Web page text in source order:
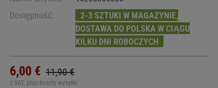
Dostępność:
2-3 SZTUKI W MAGAZYNIE,
DOSTAWA DO POLSKA W CIĄGU
KILKU DNI ROBOCZYCH
6,00 € 11,90 €
z VAT, plus koszty wysyłki